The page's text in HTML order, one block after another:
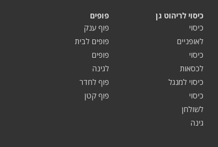
פופים
פוף ענק
פופים לבית
פופים
לגינה
פוף לחדר
פוף קטן
כיסוי לריהוט גן
כיסוי
לאופניים
כיסוי
לכסאות
כיסוי למנגל
כיסוי
לשולחן
גינה